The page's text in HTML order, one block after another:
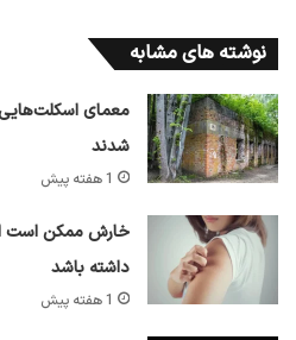
نوشته های مشابه
معمای اسکلت‌هایی
شدند
1 هفته پیش
خارش ممکن است
داشته باشد
1 هفته پیش